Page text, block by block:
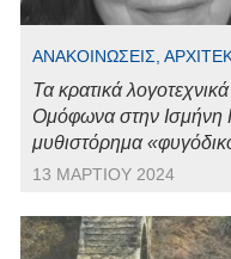
ΑΝΑΚΟΙΝΏΣΕΙΣ,
Τα κρατικά
Ομόφωνα στην Ισμήνη
μυθιστόρημα
13 ΜΑΡΤΊΟΥ 2024